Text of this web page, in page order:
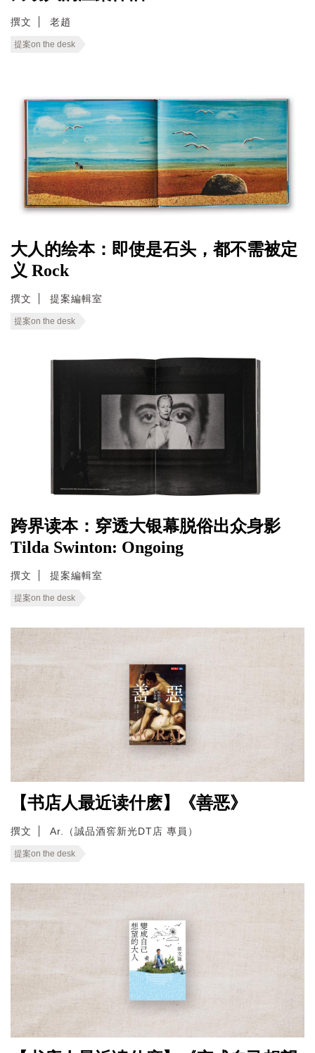
撰文 老趙
提案on the desk
大人的绘本：即使是石头，都不需被定
义 Rock
撰文 提案編輯室
提案on the desk
跨界读本：穿透大银幕脱俗出众身影
Tilda Swinton: Ongoing
撰文 提案編輯室
提案on the desk
【书店人最近读什麽】《善恶》
撰文 Ar.（誠品酒窖新光DT店 專員）
提案on the desk